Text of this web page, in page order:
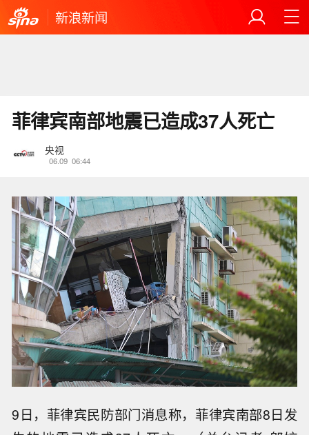
新浪新闻
菲律宾南部地震已造成37人死亡
央视
06.09 06:44
9日，菲律宾民防部门消息称，菲律宾南部8日发